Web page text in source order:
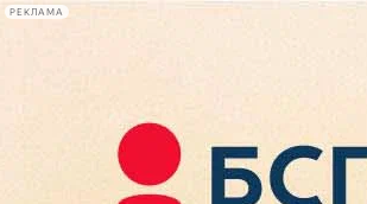
РЕКЛАМА
Сегодня:
2026.08.10
14:11